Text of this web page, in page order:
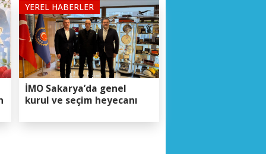
YEREL HABERLER
İMO Sakarya’da genel
kurul ve seçim heyecanı